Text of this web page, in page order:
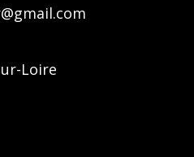
Loire